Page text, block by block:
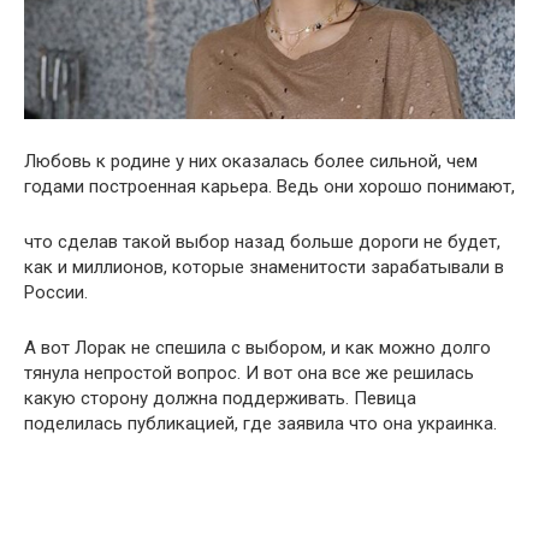
Любовь к родине у них оказалась более сильной, чем
годами построенная карьера. Ведь они хорошо понимают,
что сделав такой выбор назад больше дороги не будет,
как и миллионов, которые знаменитости зарабатывали в
России.
А вот Лорак не спешила с выбором, и как можно долго
тянула непростой вопрос. И вот она все же решилась
какую сторону должна поддерживать. Певица
поделилась публикацией, где заявила что она украинка.